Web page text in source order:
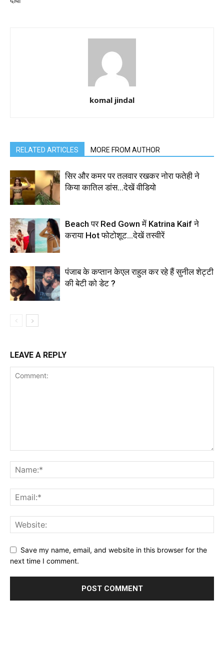
komal jindal
RELATED ARTICLES MORE FROM AUTHOR
सिर और कमर पर तलवार रखकर नोरा फतेही ने
किया कातिल डांस…देखें वीडियो
Beach पर Red Gown में Katrina Kaif ने
कराया Hot फोटोशूट…देखें तस्वीरें
पंजाब के कप्तान केएल राहुल कर रहे हैं सुनील शेट्टी
की बेटी को डेट ?
LEAVE A REPLY
Save my name, email, and website in this browser for the
next time I comment.